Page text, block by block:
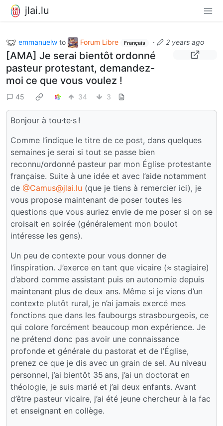
jlai.lu
emmanuelw to Forum Libre Français · 2 years ago
[AMA] Je serai bientôt ordonné
pasteur protestant, demandez-
moi ce que vous voulez !
45 34 3
Bonjour à tou·te·s !
Comme l’indique le titre de ce post, dans quelques
semaines je serai si tout se passe bien
reconnu/ordonné pasteur par mon Église protestante
française. Suite à une idée et avec l’aide notamment
de @Camus@jlai.lu (que je tiens à remercier ici), je
vous propose maintenant de poser toutes les
questions que vous auriez envie de me poser si on se
croisait en soirée (généralement mon boulot
intéresse les gens).
Un peu de contexte pour vous donner de
l’inspiration. J’exerce en tant que vicaire (≈ stagiaire)
d’abord comme assistant puis en autonomie depuis
maintenant plus de deux ans. Même si je viens d’un
contexte plutôt rural, je n’ai jamais exercé mes
fonctions que dans les faubourgs strasbourgeois, ce
qui colore forcément beaucoup mon expérience. Je
ne prétend donc pas avoir une connaissance
profonde et générale du pastorat et de l’Église,
prenez ce que je dis avec un grain de sel. Au niveau
personnel, j’ai bientôt 35 ans, j’ai un doctorat en
théologie, je suis marié et j’ai deux enfants. Avant
d’être pasteur vicaire, j’ai été jeune chercheur à la fac
et enseignant en collège.